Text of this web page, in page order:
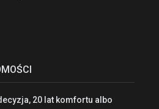
20 lat komfortu albo